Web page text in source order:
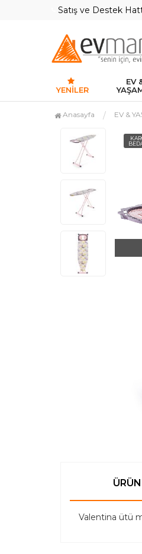
Satış ve Destek
YENILER
EV
Anasayfa EV &
Valentina ütü